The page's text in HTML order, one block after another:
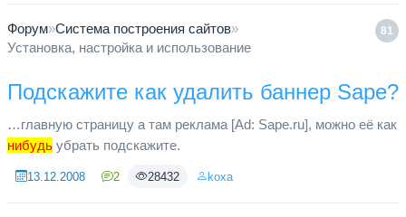
81
Форум»Система построения сайтов»
Установка, настройка и использование
Подскажите как удалить баннер Sape?
…главную страницу а там реклама [Ad: Sape.ru], можно её как
нибудь убрать подскажите.
13.12.2008 2 28432 koxa